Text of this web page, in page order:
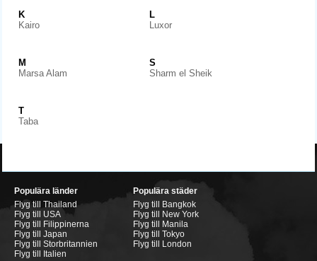
K
Kairo
L
Luxor
M
Marsa Alam
S
Sharm el Sheik
T
Taba
Populära länder
Flyg till Thailand
Flyg till USA
Flyg till Filippinerna
Flyg till Japan
Flyg till Storbritannien
Flyg till Italien
Populära städer
Flyg till Bangkok
Flyg till New York
Flyg till Manila
Flyg till Tokyo
Flyg till London